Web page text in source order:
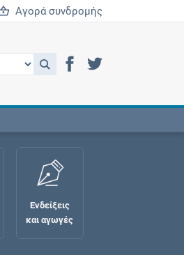
Αγορά συνδρομής
Ενδείξεις
και αγωγές